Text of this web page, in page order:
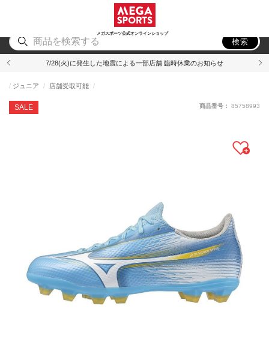
メガスポーツ公式オンラインショップ
アウトドア
検索
7/28(火)に発生した地震による一部店舗 臨時休業のお知らせ
SALE
ジュニア 店舗受取可能
商品番号： 85758993